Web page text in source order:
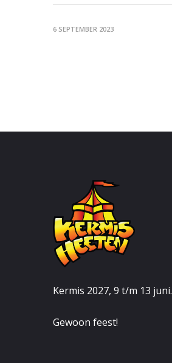
6 SEPTEMBER 2023
Kermis 2027, 9 t/m 13 juni.
Gewoon feest!